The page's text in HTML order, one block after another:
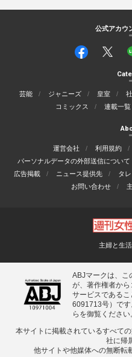
公式アカウ
芸能 ジャニーズ 皇室
コミックス
連載一覧
運営会社 利用規約
パーソナルデータの外部送信について
広告掲載
ニュース提供先 タレ
お問い合わせ
主婦と生
ABJマークは、こ
が、著作権者か
サービスである
6091713号）で
らを御覧ください
本サイトに掲載されているすべて
社に帰
他サイトや他媒体への無断転